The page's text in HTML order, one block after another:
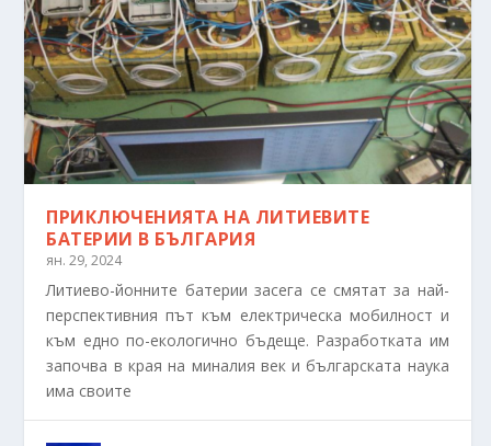
ПРИКЛЮЧЕНИЯТА НА ЛИТИЕВИТЕ
БАТЕРИИ В БЪЛГАРИЯ
ян. 29, 2024
Литиево-йонните батерии засега се смятат за най-
перспективния път към електрическа мобилност и
към едно по-екологично бъдеще. Разработката им
започва в края на миналия век и българската наука
има своите